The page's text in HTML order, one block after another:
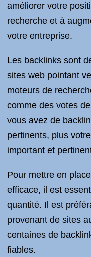
améliorer votre
recherche et à
votre entreprise.
Les backlinks sont
sites web pointant
moteurs de
comme des votes
vous avez de
pertinents, plus
important et
Pour mettre en
efficace, il est
quantité. Il est
provenant de sites
centaines de
fiables.